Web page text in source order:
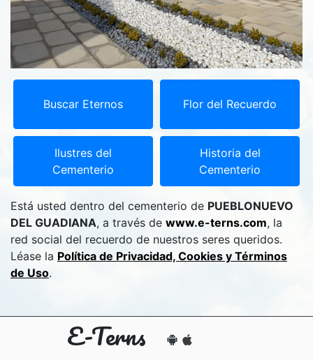
Buscar Eternos Flor del Recuerdo
Ilustres del
Cementerio
Historia del
Cementerio
Está usted dentro del cementerio de PUEBLONUEVO
DEL GUADIANA, a través de www.e-terns.com, la
red social del recuerdo de nuestros seres queridos.
Léase la Política de Privacidad, Cookies y Términos
de Uso.
E-Terns